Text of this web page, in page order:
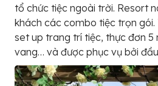
tổ chức tiệc ngoài trời. Resort
khách các combo tiệc trọn
set up trang trí tiệc, thực đơn 5
vang… và được phục vụ bởi